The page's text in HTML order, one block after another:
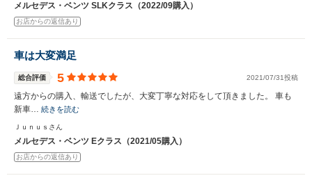
メルセデス・ベンツ SLKクラス（2022/09購入）
お店からの返信あり
車は大変満足
総合評価 5 2021/07/31投稿
遠方からの購入、輸送でしたが、大変丁寧な対応をして頂きました。 車も
新車… 続きを読む
Ｊｕｎｕｓさん
メルセデス・ベンツ Eクラス（2021/05購入）
お店からの返信あり